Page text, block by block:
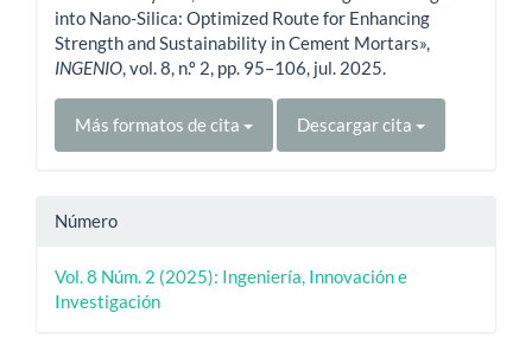
artículo
into Nano-Silica: Optimized Route for Enhancing
Strength and Sustainability in Cement Mortars»,
INGENIO, vol. 8, n.º 2, pp. 95–106, jul. 2025.
Más formatos de cita Descargar cita
Número
Vol. 8 Núm. 2 (2025): Ingeniería, Innovación e
Investigación